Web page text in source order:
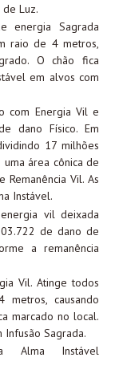
Luz.
energia Sagrada
raio de 4 metros,
O chão fica
em alvos com
com Energia Vil e
dano Físico. Em
17 milhões
área cônica de
Vil. As
Instável.
vil deixada
de dano de
a remanência
Vil. Atinge todos
causando
marcado no local.
Infusão Sagrada.
Alma Instável